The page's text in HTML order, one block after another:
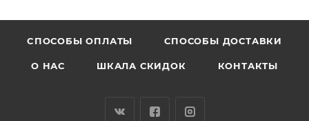
CПОСОБЫ ОПЛАТЫ СПОСОБЫ ДОСТАВКИ
О НАС ШКАЛА СКИДОК КОНТАКТЫ